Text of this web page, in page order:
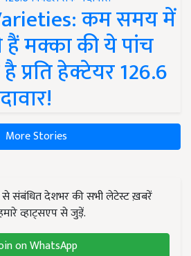
कम समय में
हैं मक्का की ये पांच
प्रति हेक्टेयर 126.6
More Stories
से संबंधित देशभर की सभी लेटेस्ट ख़बरें
व्हाट्सएप से जुड़ें.
on WhatsApp